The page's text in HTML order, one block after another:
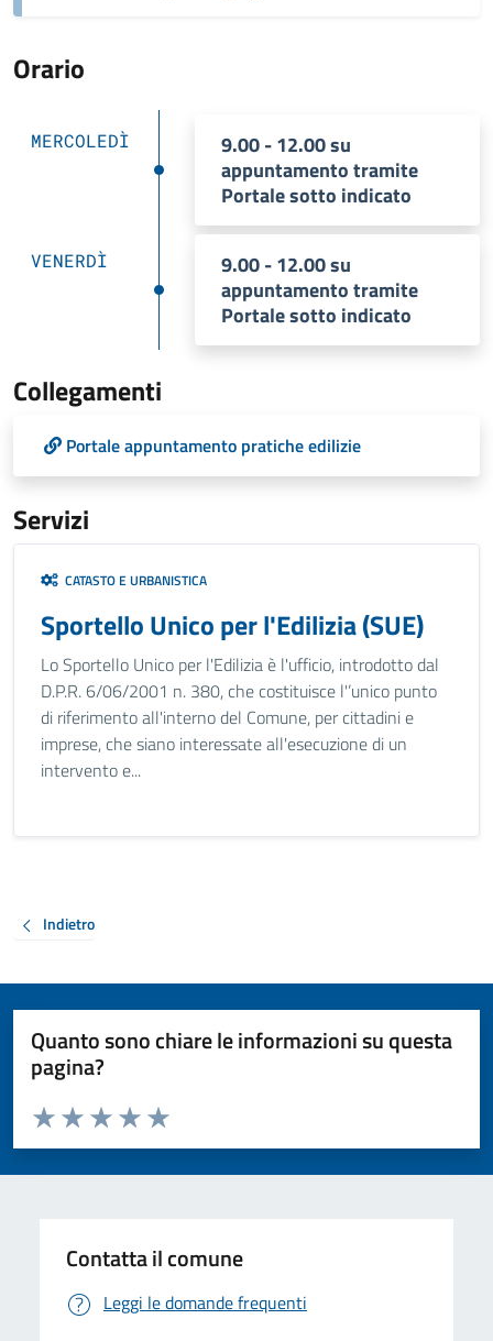
Orario
MERCOLEDÌ
9.00 - 12.00 su
appuntamento tramite
Portale sotto indicato
VENERDÌ
9.00 - 12.00 su
appuntamento tramite
Portale sotto indicato
Collegamenti
Portale appuntamento pratiche edilizie
Servizi
CATASTO E URBANISTICA
Sportello Unico per l'Edilizia (SUE)
Lo Sportello Unico per l'Edilizia è l'ufficio, introdotto dal
D.P.R. 6/06/2001 n. 380, che costituisce l'’unico punto
di riferimento all'interno del Comune, per cittadini e
imprese, che siano interessate all'esecuzione di un
intervento e...
Indietro
Quanto sono chiare le informazioni su questa
pagina?
Valuta da 1 a 5 stelle la pagina
Valuta 5 stelle su 5
Valuta 4 stelle su 5
Valuta 3 stelle su 5
Valuta 2 stelle su 5
Valuta 1 stelle su 5
Contatta il comune
Leggi le domande frequenti